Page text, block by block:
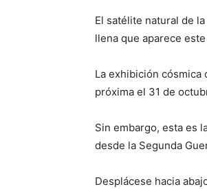
El satélite natural de
llena que aparece
La exhibición cósmica
próxima el 31 de
Sin embargo, esta es
desde la Segunda
Desplácese hacia